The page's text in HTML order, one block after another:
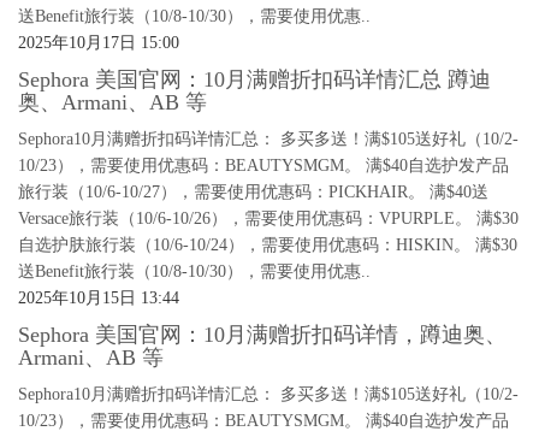
送Benefit旅行装（10/8-10/30），需要使用优惠..
2025年10月17日 15:00
Sephora 美国官网：10月满赠折扣码详情汇总 蹲迪
奥、Armani、AB 等
Sephora10月满赠折扣码详情汇总： 多买多送！满$105送好礼（10/2-
10/23），需要使用优惠码：BEAUTYSMGM。 满$40自选护发产品
旅行装（10/6-10/27），需要使用优惠码：PICKHAIR。 满$40送
Versace旅行装（10/6-10/26），需要使用优惠码：VPURPLE。 满$30
自选护肤旅行装（10/6-10/24），需要使用优惠码：HISKIN。 满$30
送Benefit旅行装（10/8-10/30），需要使用优惠..
2025年10月15日 13:44
Sephora 美国官网：10月满赠折扣码详情，蹲迪奥、
Armani、AB 等
Sephora10月满赠折扣码详情汇总： 多买多送！满$105送好礼（10/2-
10/23），需要使用优惠码：BEAUTYSMGM。 满$40自选护发产品